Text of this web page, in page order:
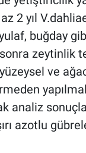
2 yıl
buğday
zeytinlik
ve
analiz
azotlu